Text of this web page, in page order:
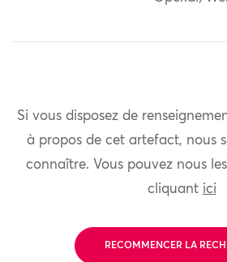
Si vous disposez de
à propos de cet artefact, nous
connaître. Vous pouvez nous
cliquant ici
RECOMMENCER LA